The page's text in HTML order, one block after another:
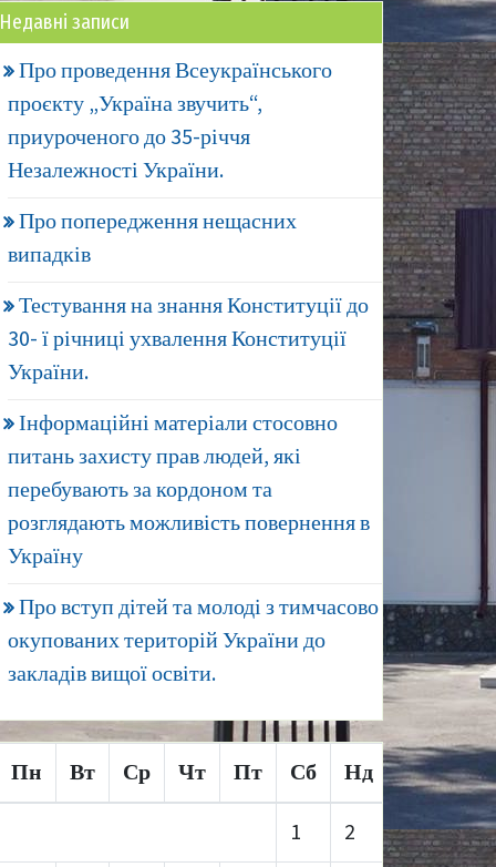
Недавні записи
Про проведення Всеукраїнського
проєкту „Україна звучить“,
приуроченого до 35-річчя
Незалежності України.
Про попередження нещасних
випадків
Тестування на знання Конституції до
30- ї річниці ухвалення Конституції
України.
Інформаційні матеріали стосовно
питань захисту прав людей, які
перебувають за кордоном та
розглядають можливість повернення в
Україну
Про вступ дітей та молоді з тимчасово
окупованих територій України до
закладів вищої освіти.
Пн Вт Ср Чт Пт Сб Нд
1 2